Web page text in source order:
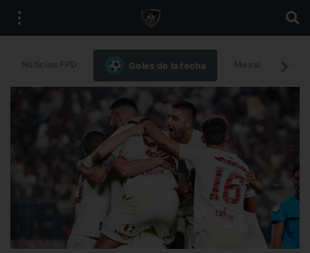
Goles de la fecha